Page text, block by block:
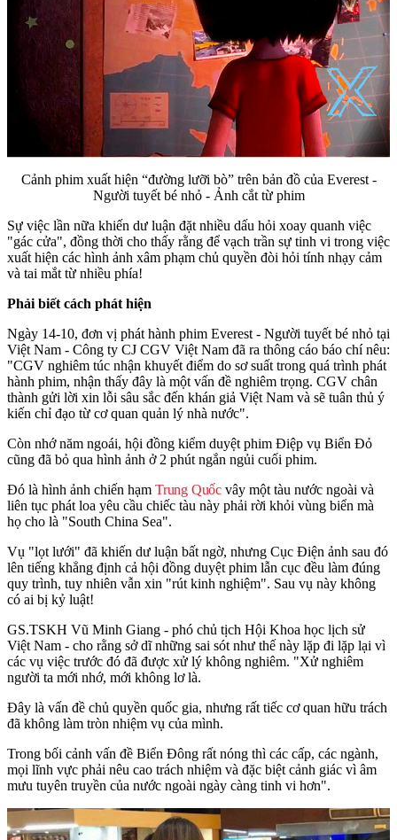
Cảnh phim xuất hiện “đường lưỡi bò” trên bản đồ của Everest -
Người tuyết bé nhỏ - Ảnh cắt từ phim
Sự việc lần nữa khiến dư luận đặt nhiều dấu hỏi xoay quanh việc
"gác cửa", đồng thời cho thấy rằng để vạch trần sự tinh vi trong việc
xuất hiện các hình ảnh xâm phạm chủ quyền đòi hỏi tính nhạy cảm
và tai mắt từ nhiều phía!
Phải biết cách phát hiện
Ngày 14-10, đơn vị phát hành phim Everest - Người tuyết bé nhỏ tại
Việt Nam - Công ty CJ CGV Việt Nam đã ra thông cáo báo chí nêu:
"CGV nghiêm túc nhận khuyết điểm do sơ suất trong quá trình phát
hành phim, nhận thấy đây là một vấn đề nghiêm trọng. CGV chân
thành gửi lời xin lỗi sâu sắc đến khán giả Việt Nam và sẽ tuân thủ ý
kiến chỉ đạo từ cơ quan quản lý nhà nước".
Còn nhớ năm ngoái, hội đồng kiểm duyệt phim Điệp vụ Biển Đỏ
cũng đã bỏ qua hình ảnh ở 2 phút ngắn ngủi cuối phim.
Đó là hình ảnh chiến hạm Trung Quốc vây một tàu nước ngoài và
liên tục phát loa yêu cầu chiếc tàu này phải rời khỏi vùng biển mà
họ cho là "South China Sea".
Vụ "lọt lưới" đã khiến dư luận bất ngờ, nhưng Cục Điện ảnh sau đó
lên tiếng khẳng định cả hội đồng duyệt phim lẫn cục đều làm đúng
quy trình, tuy nhiên vẫn xin "rút kinh nghiệm". Sau vụ này không
có ai bị kỷ luật!
GS.TSKH Vũ Minh Giang - phó chủ tịch Hội Khoa học lịch sử
Việt Nam - cho rằng sở dĩ những sai sót như thế này lặp đi lặp lại vì
các vụ việc trước đó đã được xử lý không nghiêm. "Xử nghiêm
người ta mới nhớ, mới không lơ là.
Đây là vấn đề chủ quyền quốc gia, nhưng rất tiếc cơ quan hữu trách
đã không làm tròn nhiệm vụ của mình.
Trong bối cảnh vấn đề Biển Đông rất nóng thì các cấp, các ngành,
mọi lĩnh vực phải nêu cao trách nhiệm và đặc biệt cảnh giác vì âm
mưu tuyên truyền của nước ngoài ngày càng tinh vi hơn".